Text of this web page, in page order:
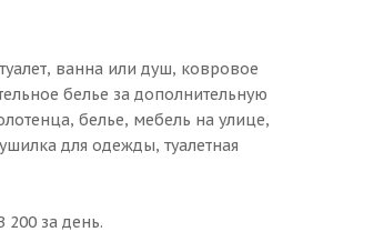
ванна или душ, ковровое
белье за дополнительную
белье, мебель на улице,
для одежды, туалетная
200 за день.